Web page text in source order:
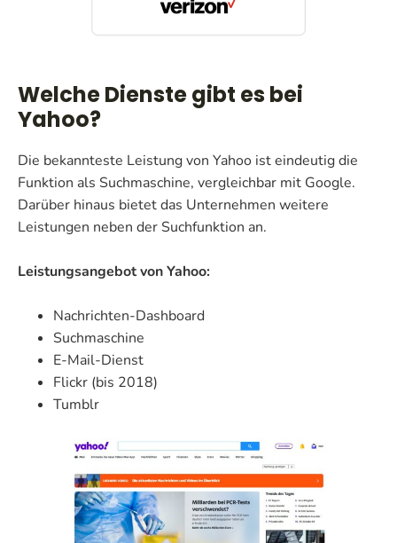
Welche Dienste gibt es bei
Yahoo?
Die bekannteste Leistung von Yahoo ist eindeutig die
Funktion als Suchmaschine, vergleichbar mit Google.
Darüber hinaus bietet das Unternehmen weitere
Leistungen neben der Suchfunktion an.
Leistungsangebot von Yahoo:
Nachrichten-Dashboard
Suchmaschine
E-Mail-Dienst
Flickr (bis 2018)
Tumblr